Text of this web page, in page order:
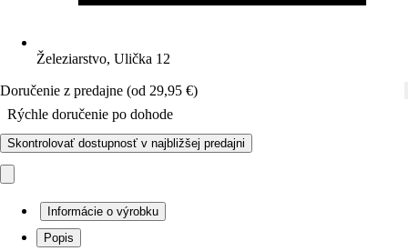
Železiarstvo, Ulička 12
Doručenie z predajne (od 29,95 €)
Rýchle doručenie po dohode
Skontrolovať dostupnosť v najbližšej predajni
Informácie o výrobku
Popis